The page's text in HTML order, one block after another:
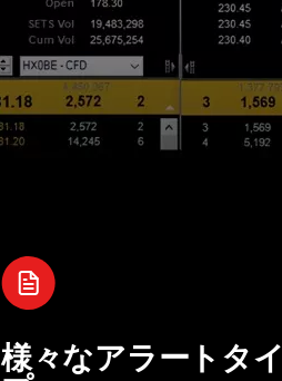
様々なアラートタイ